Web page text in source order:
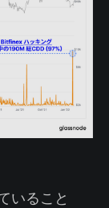
いること